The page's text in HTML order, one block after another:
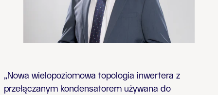
„Nowa wielopoziomowa topologia inwertera z
przełączanym kondensatorem używana do